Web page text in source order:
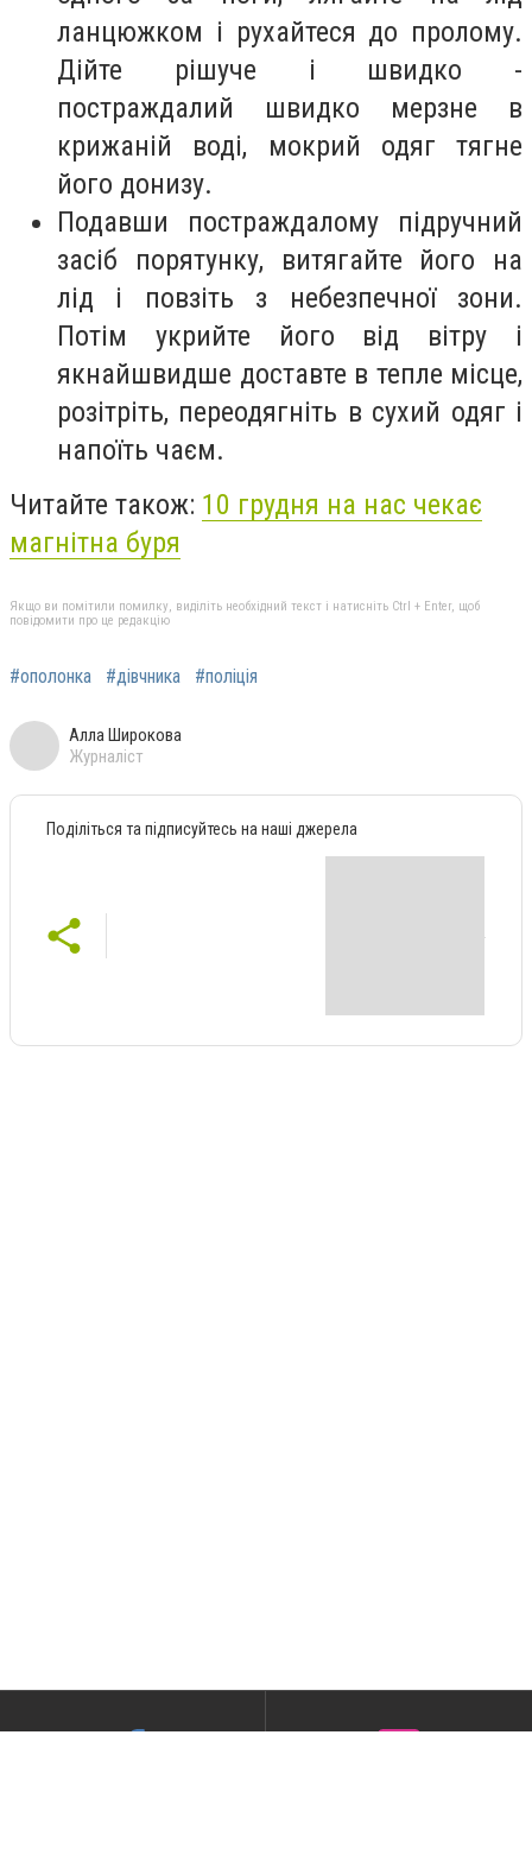
ланцюжком і рухайтеся до пролому.
Дійте рішуче і швидко -
постраждалий швидко мерзне в
крижаній воді, мокрий одяг тягне
його донизу.
Подавши постраждалому підручний
засіб порятунку, витягайте його на
лід і повзіть з небезпечної зони.
Потім укрийте його від вітру і
якнайшвидше доставте в тепле місце,
розітріть, переодягніть в сухий одяг і
напоїть чаєм.
Читайте також: 10 грудня на нас чекає
магнітна буря
Якщо ви помітили помилку, виділіть необхідний текст і натисніть Ctrl + Enter, щоб
повідомити про це редакцію
#ополонка #дівчника #поліція
Алла Широкова
Журналіст
Поділіться та підписуйтесь на наші джерела